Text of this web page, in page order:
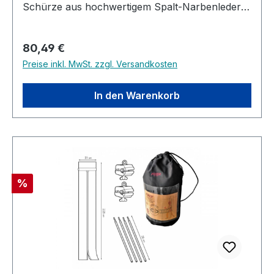
Schürze aus hochwertigem Spalt-Narbenleder
Ihre Werkzeuge
Regulärer Preis:
80,49 €
Preise inkl. MwSt. zzgl. Versandkosten
In den Warenkorb
Rabatt
%